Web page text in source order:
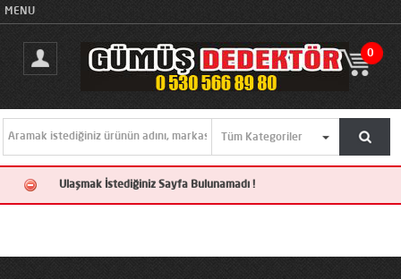
MENU
0
Ulaşmak İstediğiniz Sayfa Bulunamadı !